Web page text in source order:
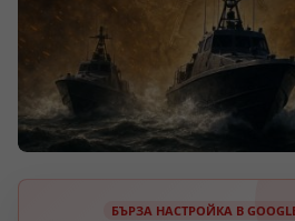
БЪРЗА НАСТРОЙКА В